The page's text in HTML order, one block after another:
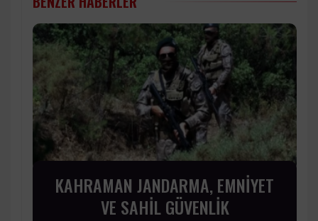
KAHRAMAN JANDARMA, EMNİYET
VE SAHİL GÜVENLİK